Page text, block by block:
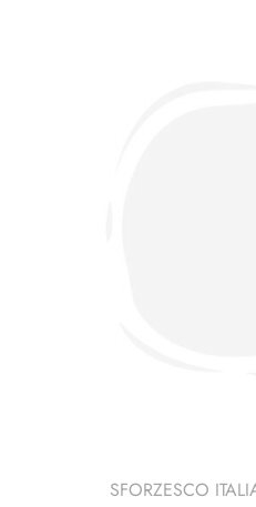
SFORZESCO